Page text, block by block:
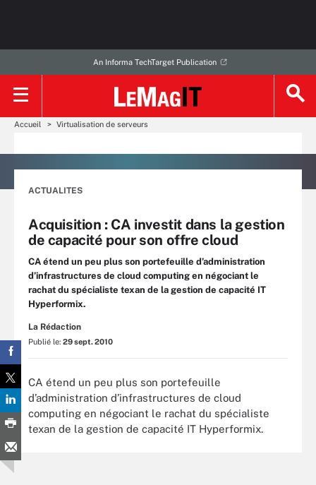
An Informa TechTarget Publication
Accueil Virtualisation de serveurs
ACTUALITES
Acquisition : CA investit dans la gestion
de capacité pour son offre cloud
CA étend un peu plus son portefeuille d’administration
d’infrastructures de cloud computing en négociant le
rachat du spécialiste texan de la gestion de capacité IT
Hyperformix.
La Rédaction
Publié le: 29 sept. 2010
CA étend un peu plus son portefeuille
d’administration d’infrastructures de cloud
computing en négociant le rachat du spécialiste
texan de la gestion de capacité IT Hyperformix.